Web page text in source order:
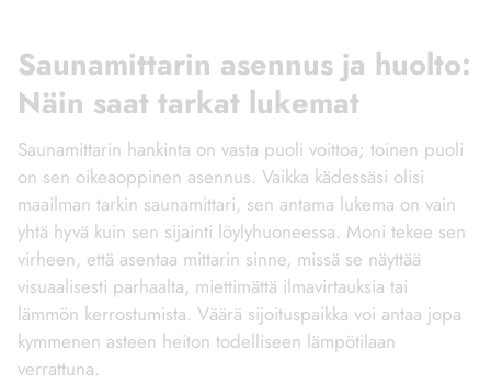
Saunamittarin asennus ja huolto:
Näin saat tarkat lukemat
Saunamittarin hankinta on vasta puoli voittoa; toinen puoli
on sen oikeaoppinen asennus. Vaikka kädessäsi olisi
maailman tarkin saunamittari, sen antama lukema on vain
yhtä hyvä kuin sen sijainti löylyhuoneessa. Moni tekee sen
virheen, että asentaa mittarin sinne, missä se näyttää
visuaalisesti parhaalta, miettimättä ilmavirtauksia tai
lämmön kerrostumista. Väärä sijoituspaikka voi antaa jopa
kymmenen asteen heiton todelliseen lämpötilaan
verrattuna.